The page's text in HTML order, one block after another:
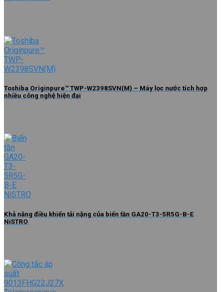
Toshiba Originpure™ TWP-W2398SVN(M) – Máy lọc nước tích hợp
nhiều công nghệ hiện đại
Khả năng điều khiển tải nặng của biến tần GA20-T3-5R5G-B-E
NiSTRO